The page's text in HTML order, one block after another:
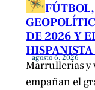
DE 2026 Y
agosto 6, 2026
Marrullerías y
empañan el